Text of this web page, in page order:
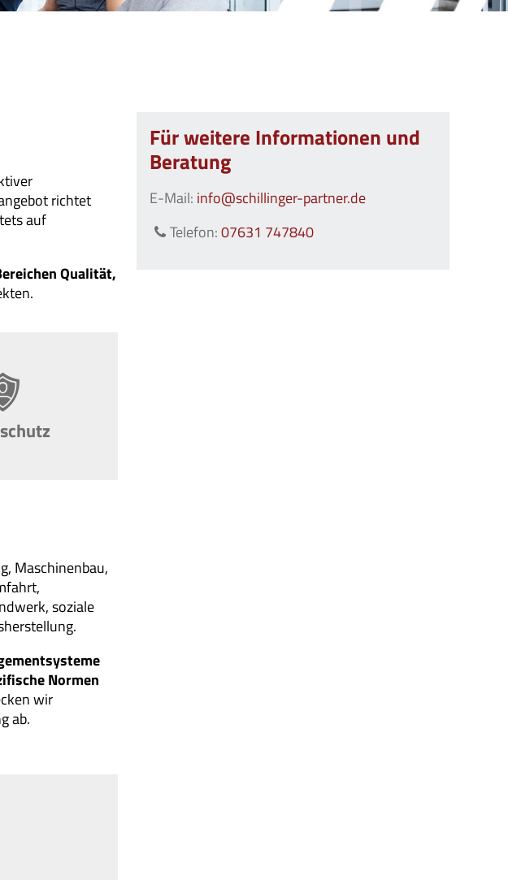
richtet
auf
Qualität,
Maschinenbau,
soziale
Normen
wir
ab.
Für weitere Informationen und
Beratung
E-Mail: info@schillinger-partner.de
Telefon:07631 747840